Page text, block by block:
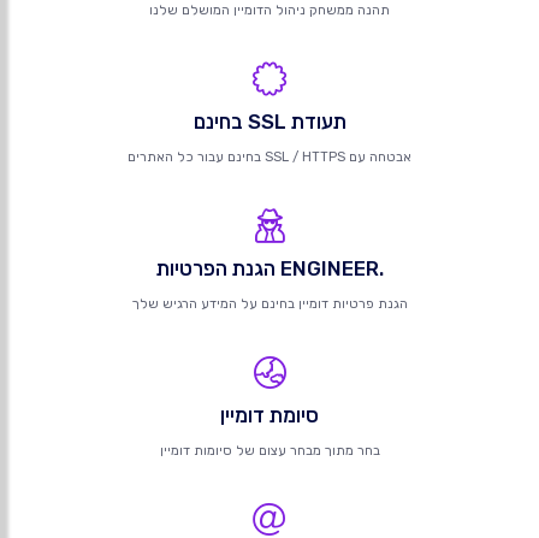
תהנה ממשחק ניהול הדומיין המושלם שלנו
תעודת SSL בחינם
אבטחה עם SSL / HTTPS בחינם עבור כל האתרים
.ENGINEER הגנת הפרטיות
הגנת פרטיות דומיין בחינם על המידע הרגיש שלך
סיומת דומיין
בחר מתוך מבחר עצום של סיומות דומיין